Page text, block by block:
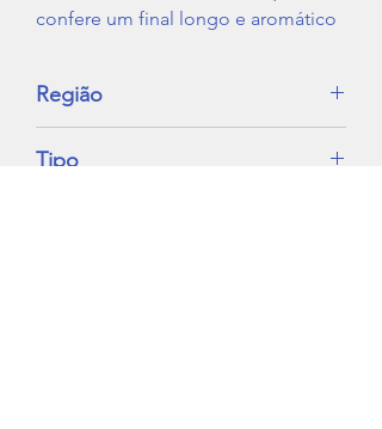
confere um final longo e aromático
Região
Tipo